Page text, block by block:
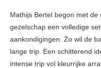
Mathijs Bertel begon met
gezelschap een volledige
aankondigingen. Zo wil de
lange trip. Een schitterend
intense trip vol kleurrijke